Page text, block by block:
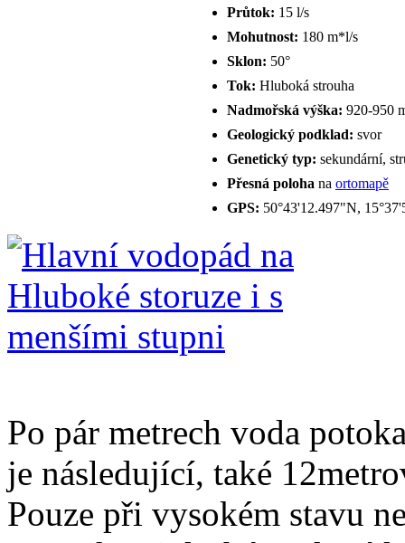
Průtok: 15 l/s
Mohutnost: 180 m*l/s
Sklon: 50°
Tok: Hluboká strouha
Nadmořská výška: 920-950
Geologický podklad: svor
Genetický typ: sekundární,
Přesná poloha na ortomapě
GPS: 50°43'12.497"N,
Po pár metrech voda
je následující, také
Pouze při vysokém stavu